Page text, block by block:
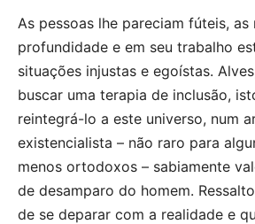
As pessoas lhe pareciam fúteis, as
profundidade e em seu trabalho
situações injustas e egoístas.
buscar uma terapia de inclusão,
reintegrá-lo a este universo, num
existencialista – não raro para
menos ortodoxos – sabiamente
de desamparo do homem.
de se deparar com a realidade e